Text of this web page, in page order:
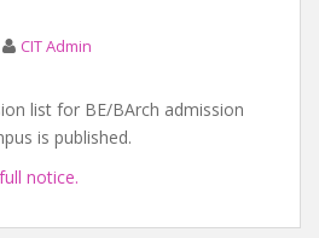
CIT Admin
list for BE/BArch admission
is published.
notice.